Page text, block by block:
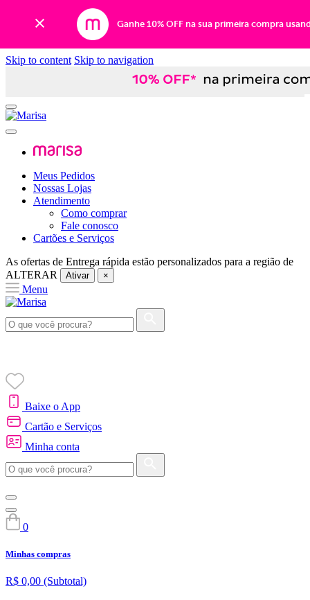
Ganhe 10% OFF na sua primeira compra
Skip to content Skip to navigation
Meus Pedidos
Nossas Lojas
Atendimento
Como comprar
Fale conosco
Cartões e Serviços
As ofertas de Entrega rápida estão personalizados para a região de
ALTERAR
Ativar ×
Menu
Baixe o App
Cartão e Serviços
Minha conta
0
Minhas compras
R$ 0,00 (Subtotal)